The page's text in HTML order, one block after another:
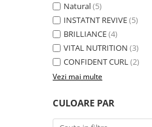
Natural(5)
INSTATNT REVIVE(5)
BRILLIANCE(4)
VITAL NUTRITION (3)
CONFIDENT CURL(2)
Vezi mai multe
CULOARE PAR